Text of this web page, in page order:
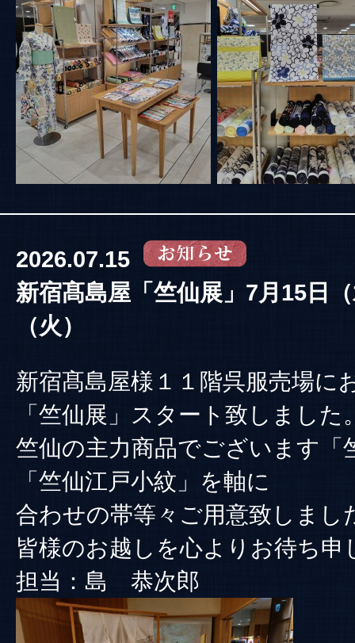
2026.07.15
新宿髙島屋「竺仙展」7月15日
（火）
新宿髙島屋様１１階呉服売場に
「竺仙展」スタート致しました
竺仙の主力商品でございます「
「竺仙江戸小紋」を軸に
合わせの帯等々ご用意致しまし
皆様のお越しを心よりお待ち申
担当：島 恭次郎